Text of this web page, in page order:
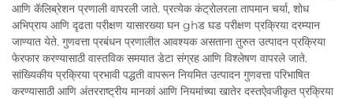
आणि कॅलिब्रेशन प्रणाली वापरली जाते. प्रत्येक कंट्रोलरला तापमान चर्या, शोध
अभिप्राय आणि दृढता परीक्षण यासारख्या घन ghड घड परीक्षण प्रक्रिया दरम्यान
जाण्यात येते. गुणवत्ता प्रबंधन प्रणालीत आवश्यक असताना तुरुत उत्पादन प्रक्रिया
फेरफार करण्यासाठी वास्तविक समयात डेटा संग्रह आणि विश्लेषण वापरले जाते.
सांख्यिकीय प्रक्रिया प्रभावी पद्धती वापरून नियमित उत्पादन गुणवत्ता परिभाषित
करण्यासाठी आणि अंतरराष्ट्रीय मानकां आणि नियमांच्या खातेर दस्तऐवजीकृत प्रक्रिया